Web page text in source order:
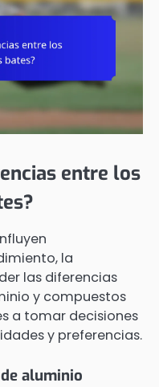
entre los
la
las diferencias
y compuestos
a tomar decisiones
y preferencias.
aluminio